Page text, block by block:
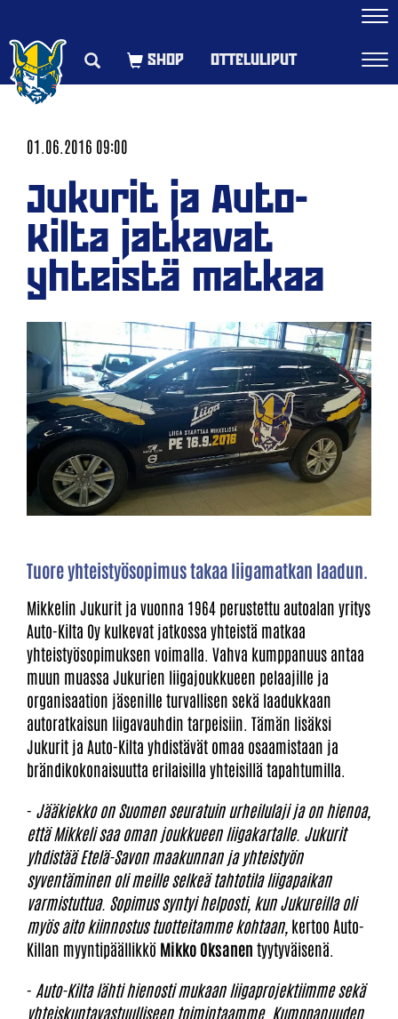
OTTELULIPUT
01.06.2016 09:00
Jukurit ja Auto-
Kilta jatkavat
yhteistä matkaa
Tuore yhteistyösopimus takaa liigamatkan laadun.
Mikkelin Jukurit ja vuonna 1964 perustettu autoalan yritys
Auto-Kilta Oy kulkevat jatkossa yhteistä matkaa
yhteistyösopimuksen voimalla. Vahva kumppanuus antaa
muun muassa Jukurien liigajoukkueen pelaajille ja
organisaation jäsenille turvallisen sekä laadukkaan
autoratkaisun liigavauhdin tarpeisiin. Tämän lisäksi
Jukurit ja Auto-Kilta yhdistävät omaa osaamistaan ja
brändikokonaisuutta erilaisilla yhteisillä tapahtumilla.
- Jääkiekko on Suomen seuratuin urheilulaji ja on hienoa,
että Mikkeli saa oman joukkueen liigakartalle. Jukurit
yhdistää Etelä-Savon maakunnan ja yhteistyön
syventäminen oli meille selkeä tahtotila liigapaikan
varmistuttua. Sopimus syntyi helposti, kun Jukureilla oli
myös aito kiinnostus tuotteitamme kohtaan, kertoo Auto-
Killan myyntipäällikkö Mikko Oksanen tyytyväisenä.
- Auto-Kilta lähti hienosti mukaan liigaprojektiimme sekä
yhteiskuntavastuulliseen toimintaamme. Kumppanuuden